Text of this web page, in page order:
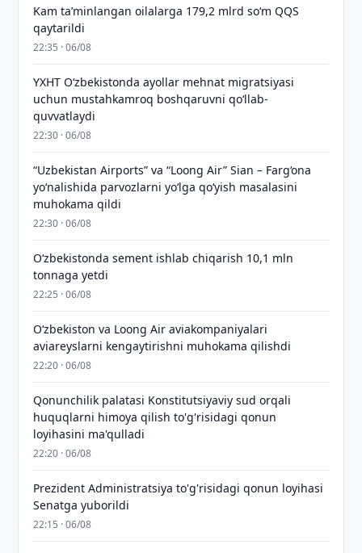
Kam taʼminlangan oilalarga 179,2 mlrd so‘m QQS
qaytarildi
22:35 · 06/08
YXHT O‘zbekistonda ayollar mehnat migratsiyasi
uchun mustahkamroq boshqaruvni qo‘llab-
quvvatlaydi
22:30 · 06/08
“Uzbekistan Airports” va “Loong Air” Sian – Farg‘ona
yo‘nalishida parvozlarni yo‘lga qo‘yish masalasini
muhokama qildi
22:30 · 06/08
O‘zbekistonda sement ishlab chiqarish 10,1 mln
tonnaga yetdi
22:25 · 06/08
Oʻzbekiston va Loong Air aviakompaniyalari
aviareyslarni kengaytirishni muhokama qilishdi
22:20 · 06/08
Qonunchilik palatasi Konstitutsiyaviy sud orqali
huquqlarni himoya qilish to'g'risidagi qonun
loyihasini ma'qulladi
22:20 · 06/08
Prezident Administratsiya to'g'risidagi qonun loyihasi
Senatga yuborildi
22:15 · 06/08